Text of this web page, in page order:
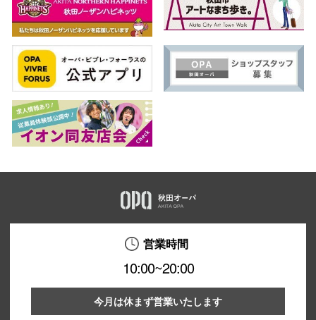
営業時間
10:00~20:00
今月は休まず営業いたします